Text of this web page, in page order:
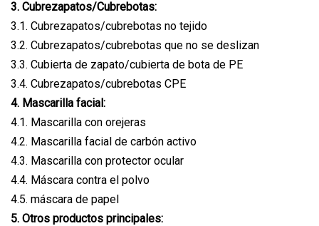
3. Cubrezapatos/Cubrebotas:
3.1. Cubrezapatos/cubrebotas no tejido
3.2. Cubrezapatos/cubrebotas que no se deslizan
3.3. Cubierta de zapato/cubierta de bota de PE
3.4. Cubrezapatos/cubrebotas CPE
4. Mascarilla facial:
4.1. Mascarilla con orejeras
4.2. Mascarilla facial de carbón activo
4.3. Mascarilla con protector ocular
4.4. Máscara contra el polvo
4.5. máscara de papel
5. Otros productos principales: